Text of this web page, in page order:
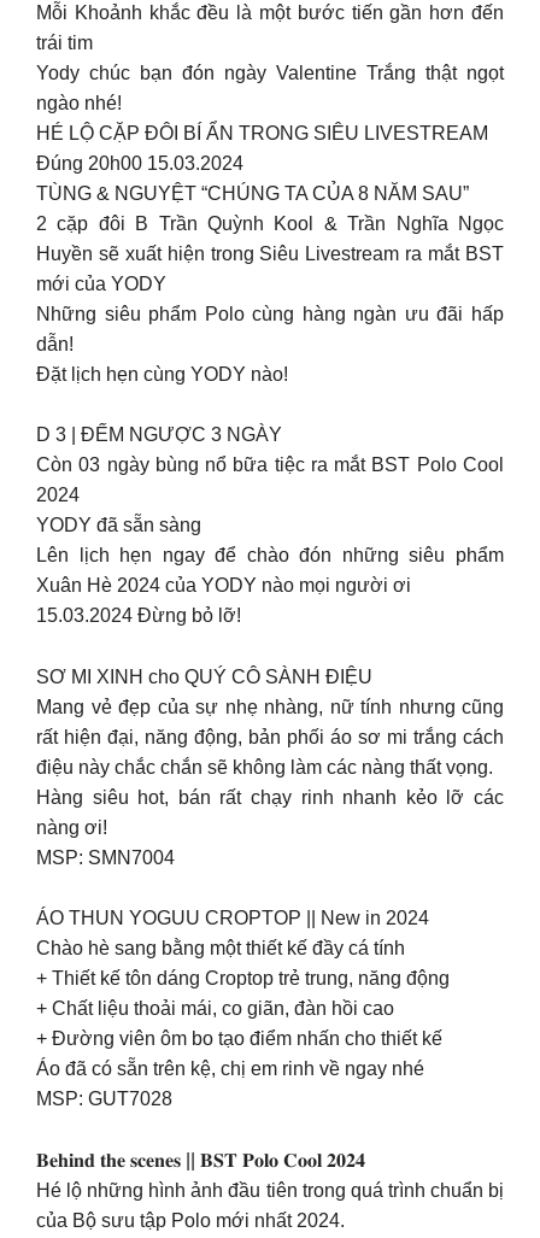
Mỗi Khoảnh khắc đều là một bước tiến gần hơn đến
trái tim
Yody chúc bạn đón ngày Valentine Trắng thật ngọt
ngào nhé!
HÉ LỘ CẶP ĐÔI BÍ ẨN TRONG SIÊU LIVESTREAM
Đúng 20h00 15.03.2024
TÙNG & NGUYỆT “CHÚNG TA CỦA 8 NĂM SAU”
2 cặp đôi B Trần Quỳnh Kool & Trần Nghĩa Ngọc
Huyền sẽ xuất hiện trong Siêu Livestream ra mắt BST
mới của YODY
Những siêu phẩm Polo cùng hàng ngàn ưu đãi hấp
dẫn!
Đặt lịch hẹn cùng YODY nào!
D 3 | ĐẾM NGƯỢC 3 NGÀY
Còn 03 ngày bùng nổ bữa tiệc ra mắt BST Polo Cool
2024
YODY đã sẵn sàng
Lên lịch hẹn ngay để chào đón những siêu phẩm
Xuân Hè 2024 của YODY nào mọi người ơi
15.03.2024 Đừng bỏ lỡ!
SƠ MI XINH cho QUÝ CÔ SÀNH ĐIỆU
Mang vẻ đẹp của sự nhẹ nhàng, nữ tính nhưng cũng
rất hiện đại, năng động, bản phối áo sơ mi trắng cách
điệu này chắc chắn sẽ không làm các nàng thất vọng.
Hàng siêu hot, bán rất chạy rinh nhanh kẻo lỡ các
nàng ơi!
MSP: SMN7004
ÁO THUN YOGUU CROPTOP || New in 2024
Chào hè sang bằng một thiết kế đầy cá tính
+ Thiết kế tôn dáng Croptop trẻ trung, năng động
+ Chất liệu thoải mái, co giãn, đàn hồi cao
+ Đường viên ôm bo tạo điểm nhấn cho thiết kế
Áo đã có sẵn trên kệ, chị em rinh về ngay nhé
MSP: GUT7028
𝐁𝐞𝐡𝐢𝐧𝐝 𝐭𝐡𝐞 𝐬𝐜𝐞𝐧𝐞𝐬 || 𝐁𝐒𝐓 𝐏𝐨𝐥𝐨 𝐂𝐨𝐨𝐥 𝟐𝟎𝟐𝟒
Hé lộ những hình ảnh đầu tiên trong quá trình chuẩn bị
của Bộ sưu tập Polo mới nhất 2024.